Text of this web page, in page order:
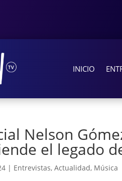
INICIO
Nelson
el legado
| Entrevistas,Actualidad, Música